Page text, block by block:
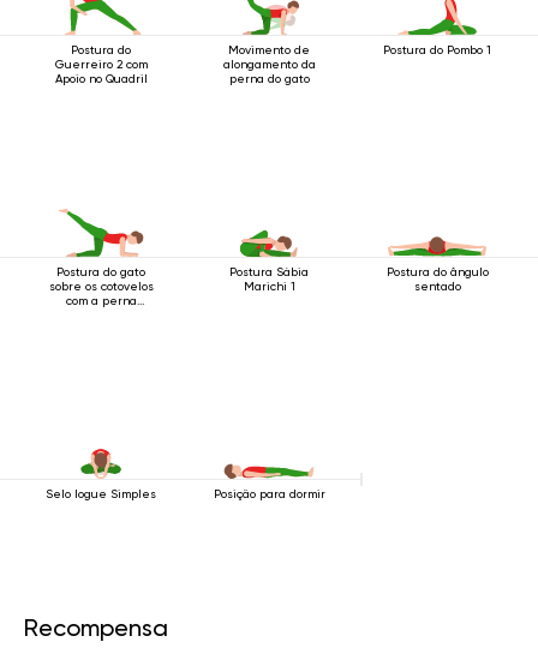
Postura do
Guerreiro 2 com
Apoio no Quadril
Movimento de
alongamento da
perna do gato
Postura do Pombo 1
Postura do gato
sobre os cotovelos
com a perna
Postura Sábia
Marichi 1
Postura do ângulo
sentado
Selo Iogue Simples Posição para dormir
Recompensa